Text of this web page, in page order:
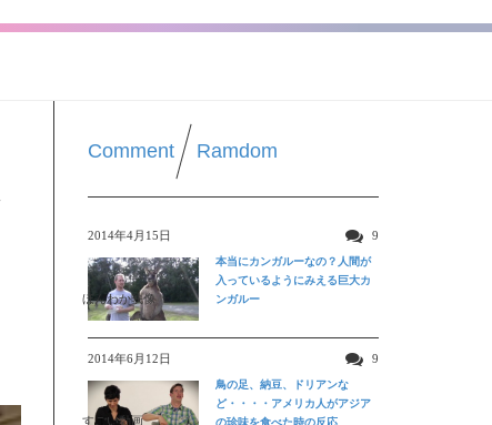
Comment Ramdom
2014年4月15日 9
ほんわか映像
本当にカンガルーなの？人間が
入っているようにみえる巨大カ
ンガルー
2014年6月12日 9
すごい動画
鳥の足、納豆、ドリアンな
ど・・・・アメリカ人がアジア
の珍味を食べた時の反応